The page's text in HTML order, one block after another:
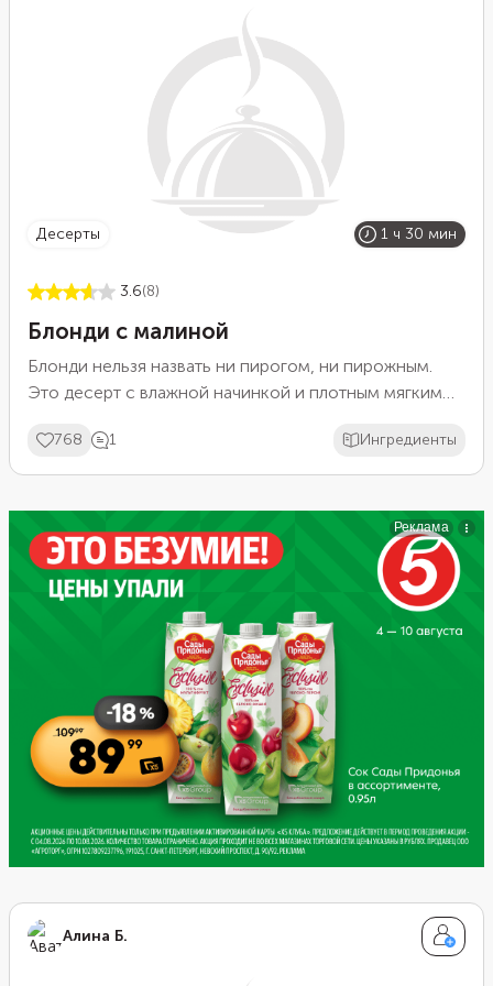
контрастирует с цитрусовой кислинкой.
десерты 1 ч 30 мин
3.6(8)
Блонди с малиной
Блонди нельзя назвать ни пирогом, ни пирожным.
Это десерт с влажной начинкой и плотным мягким
только без какао. Вооружитесь венчиком, чтобы все
сделать правильно. Кстати, малину для блонди мыть
Достаточно ее перебрать. Не забудьте добавить в
крем ванилин, а если вдруг у вас найдется настоящий
стручок ванили, аромат будет еще сильнее.
768 1 Ингредиенты
Алина Б.